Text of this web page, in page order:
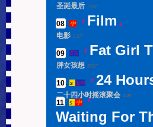
圣诞最后 5'14''
08 . 中 『 Film 』
电影 6'27''
09 . EN 『 Fat Girl
胖女孩想 5'03''
10 . s EN 『 24
二十四小时摇滚聚会 4'48''
11 . s 中 『
Waiting For